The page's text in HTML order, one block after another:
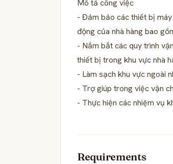
Mô tả công việc
- Đảm bảo các thiết bị
động của nhà hàng bao
- Nắm bắt các quy trình
thiết bị trong khu vực nhà
- Làm sạch khu vực ngoài
- Trợ giúp trong việc vận
- Thực hiện các nhiệm vụ
Requirements